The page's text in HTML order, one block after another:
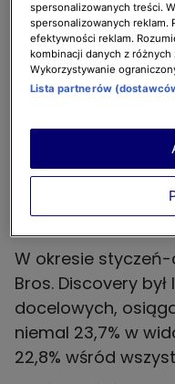
Czerwiec minął
platformy Max w
po
wynik niemal 4,6
miesiącu
mln Realnych
TVN Warner Bros.
W okresie
Bros. Discovery
docelowych,
niemal 23,7% w
22,8% wśród
spersonalizowanych treści.
spersonalizowanych reklam.
efektywności reklam.
kombinacji danych z różnych
Wykorzystywanie
Lista partnerów